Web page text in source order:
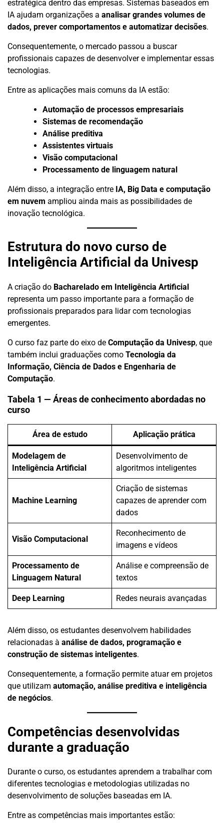
estratégica dentro das empresas. Sistemas baseados em
IA ajudam organizações a analisar grandes volumes de
dados, prever comportamentos e automatizar decisões.
Consequentemente, o mercado passou a buscar
profissionais capazes de desenvolver e implementar essas
tecnologias.
Entre as aplicações mais comuns da IA estão:
Automação de processos empresariais
Sistemas de recomendação
Análise preditiva
Assistentes virtuais
Visão computacional
Processamento de linguagem natural
Além disso, a integração entre IA, Big Data e computação
em nuvem ampliou ainda mais as possibilidades de
inovação tecnológica.
Estrutura do novo curso de
Inteligência Artificial da Univesp
A criação do Bacharelado em Inteligência Artificial
representa um passo importante para a formação de
profissionais preparados para lidar com tecnologias
emergentes.
O curso faz parte do eixo de Computação da Univesp, que
também inclui graduações como Tecnologia da
Informação, Ciência de Dados e Engenharia de
Computação.
Tabela 1 — Áreas de conhecimento abordadas no
curso
Área de estudo Aplicação prática
Modelagem de
Inteligência Artificial
Desenvolvimento de
algoritmos inteligentes
Machine Learning
Criação de sistemas
capazes de aprender com
dados
Visão Computacional
Reconhecimento de
imagens e vídeos
Processamento de
Linguagem Natural
Análise e compreensão de
textos
Deep Learning Redes neurais avançadas
Além disso, os estudantes desenvolvem habilidades
relacionadas à análise de dados, programação e
construção de sistemas inteligentes.
Consequentemente, a formação permite atuar em projetos
que utilizam automação, análise preditiva e inteligência
de negócios.
Competências desenvolvidas
durante a graduação
Durante o curso, os estudantes aprendem a trabalhar com
diferentes tecnologias e metodologias utilizadas no
desenvolvimento de soluções baseadas em IA.
Entre as competências mais importantes estão: